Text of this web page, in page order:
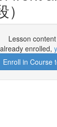
Lesson
enrolled,
Enroll in Course